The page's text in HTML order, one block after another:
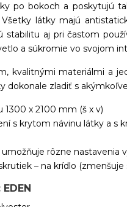
po bokoch a poskytujú
látky majú
stabilitu aj pri častom
a súkromie vo svojom
kvalitnými materiálmi a
dokonale zladiť s
x 2100 mm (š x v)
s krytom návinu látky a s
rôzne nastavenia
– na krídlo (zmenšuje